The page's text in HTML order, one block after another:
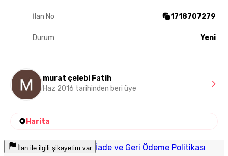
İlan No 1718707279
Durum Yeni
murat çelebi Fatih
Haz 2016 tarihinden beri üye
Harita
İlan ile ilgili şikayetim var İade ve Geri Ödeme Politikası